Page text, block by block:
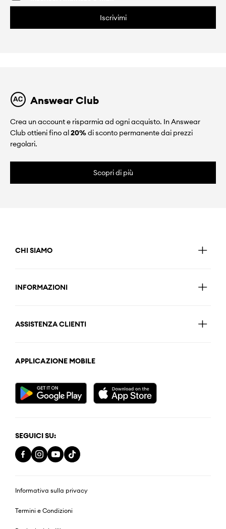
Iscrivimi
Answear Club
Crea un account e risparmia ad ogni acquisto. In Answear
Club ottieni fino al 20%di sconto permanente dai prezzi
regolari.
Scopri di più
CHI SIAMO
INFORMAZIONI
ASSISTENZA CLIENTI
APPLICAZIONE MOBILE
SEGUICI SU:
Informativa sulla privacy
Termini e Condizioni